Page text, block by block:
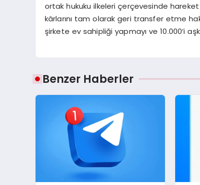
ortak hukuku ilkeleri çerçevesinde
kârlarını tam olarak geri transfer etme
şirkete ev sahipliği yapmayı ve 10.000’i
Benzer Haberler